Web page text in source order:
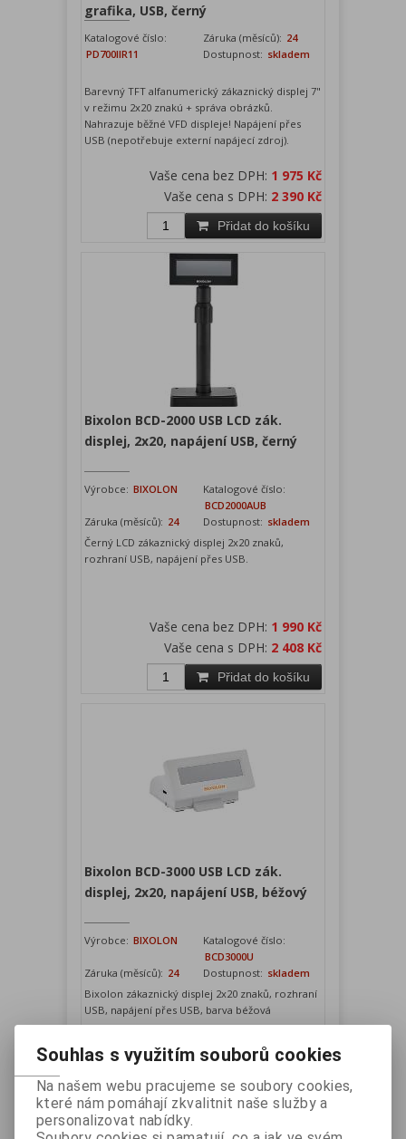
grafika, USB, černý
Katalogové číslo:
PD700IIR11
Záruka (měsíců): 24
Dostupnost: skladem
Barevný TFT alfanumerický zákaznický displej 7"
v režimu 2x20 znakú + správa obrázků.
Nahrazuje běžné VFD displeje! Napájení přes
USB (nepotřebuje externí napájecí zdroj).
Vaše cena bez DPH: 1 975 Kč
Vaše cena s DPH: 2 390 Kč
Přidat do košíku
Bixolon BCD-2000 USB LCD zák.
displej, 2x20, napájení USB, černý
Výrobce: BIXOLON
Katalogové číslo:
BCD2000AUB
Záruka (měsíců): 24 Dostupnost: skladem
Černý LCD zákaznický displej 2x20 znaků,
rozhraní USB, napájení přes USB.
Vaše cena bez DPH: 1 990 Kč
Vaše cena s DPH: 2 408 Kč
Přidat do košíku
Bixolon BCD-3000 USB LCD zák.
displej, 2x20, napájení USB, béžový
Výrobce: BIXOLON
Katalogové číslo:
BCD3000U
Záruka (měsíců): 24 Dostupnost: skladem
Bixolon zákaznický displej 2x20 znaků, rozhraní
USB, napájení přes USB, barva béžová
Vaše cena bez DPH:
Vaše cena s DPH: 2 408 Kč
Přidat do košíku
Souhlas s využitím souborů cookies
Na našem webu pracujeme se soubory cookies,
které nám pomáhají zkvalitnit naše služby a
personalizovat nabídky.